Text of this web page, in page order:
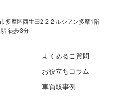
多摩区西生田2-2-2 ルシアン多摩1階
徒歩3分
よくあるご質問
お役立ちコラム
車買取事例